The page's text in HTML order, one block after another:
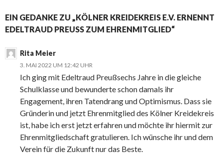
EIN GEDANKE ZU „KÖLNER KREIDEKREIS E.V. ERNENNT
EDELTRAUD PREUSS ZUM EHRENMITGLIED“
Rita Meier
3. MAI 2022 UM 12:42 UHR
Ich ging mit Edeltraud Preußsechs Jahre in die gleiche
Schulklasse und bewunderte schon damals ihr
Engagement, ihren Tatendrang und Optimismus. Dass sie
Gründerin und jetzt Ehrenmitglied des Kölner Kreidekreis
ist, habe ich erst jetzt erfahren und möchte ihr hiermit zur
Ehrenmitgliedschaft gratulieren. Ich wünsche ihr und dem
Verein für die Zukunft nur das Beste.